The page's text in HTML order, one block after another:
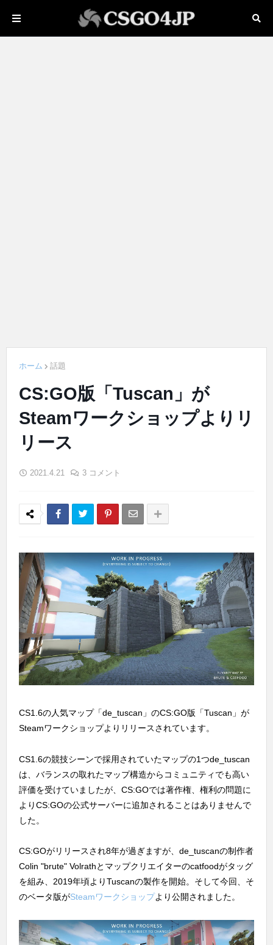
ホーム 話題
CS:GO版「Tuscan」が
Steamワークショップよりリ
リース
2021.4.21 3 コメント
CS1.6の人気マップ「de_tuscan」のCS:GO版「Tuscan」が
Steamワークショップよりリリースされています。
CS1.6の競技シーンで採用されていたマップの1つde_tuscan
は、バランスの取れたマップ構造からコミュニティでも高い
評価を受けていましたが、CS:GOでは著作権、権利の問題に
よりCS:GOの公式サーバーに追加されることはありませんで
した。
CS:GOがリリースされ8年が過ぎますが、de_tuscanの制作者
Colin "brute" Volrathとマップクリエイターのcatfoodがタッグ
を組み、2019年頃よりTuscanの製作を開始。そして今回、そ
のベータ版がSteamワークショップより公開されました。